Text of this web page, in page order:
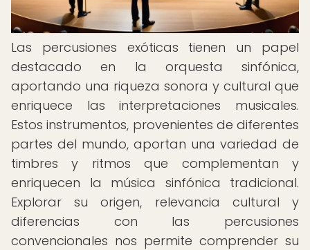
Las percusiones exóticas tienen un papel
destacado en la orquesta sinfónica,
aportando una riqueza sonora y cultural que
enriquece las interpretaciones musicales.
Estos instrumentos, provenientes de diferentes
partes del mundo, aportan una variedad de
timbres y ritmos que complementan y
enriquecen la música sinfónica tradicional.
Explorar su origen, relevancia cultural y
diferencias con las percusiones
convencionales nos permite comprender su